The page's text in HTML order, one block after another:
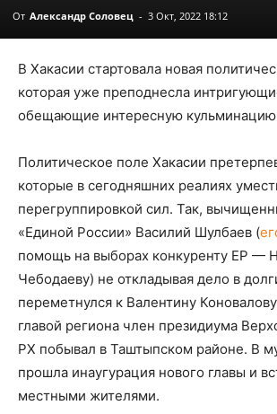
От Александр Соловец - 3 Окт, 2022 18:12
В Хакасии стартовала новая
которая уже преподнесла
обещающие интересную
Политическое поле Хакасии
которые в сегодняшних реалиях
перегруппировкой сил. Так,
«Единой России» Василий Шулбаев (
помощь на выборах конкуренту ЕР —
Чебодаеву) не откладывая дело в
переметнулся к Валентину
главой региона член президиума
РХ побывал в Таштыпском районе. В
прошла инаугурация нового главы и
местными жителями.